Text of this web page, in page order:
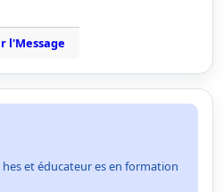
l'Message
et éducateur es en formation